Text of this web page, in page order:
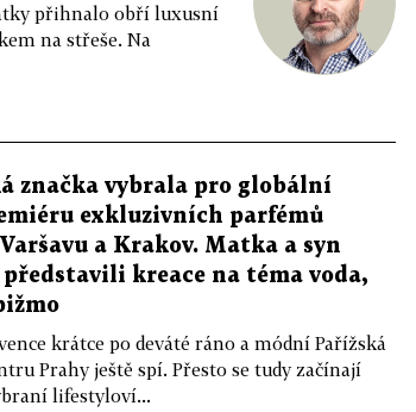
přihnalo obří luxusní
na střeše. Na
značka vybrala pro globální
exkluzivních parfémů
a Krakov. Matka a syn
představili kreace na téma voda,
krátce po deváté ráno a módní Pařížská
Prahy ještě spí. Přesto se tudy začínají
lifestyloví...